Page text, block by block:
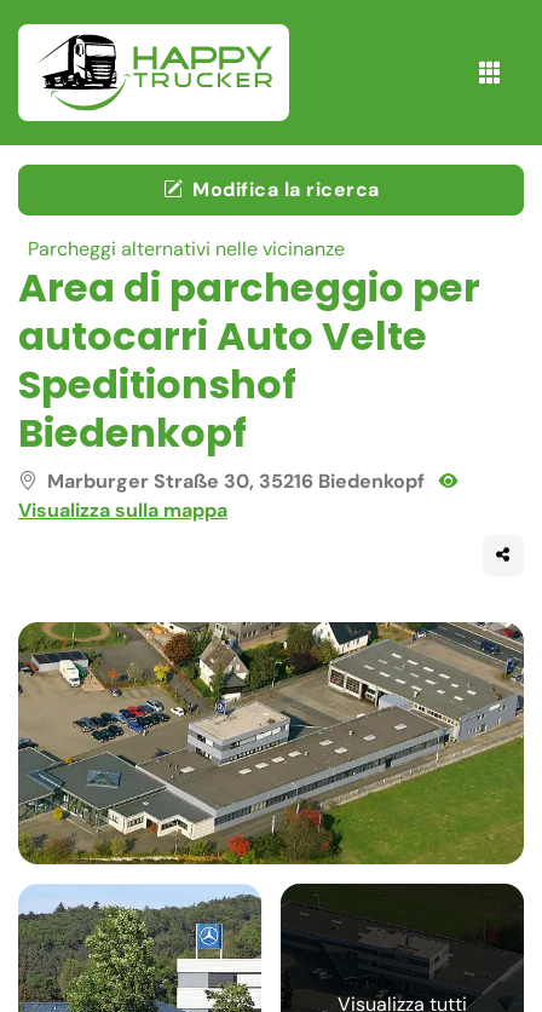
Modifica la ricerca
Parcheggi alternativi nelle vicinanze
Area di parcheggio per
autocarri Auto Velte
Speditionshof
Biedenkopf
Marburger Straße 30, 35216 Biedenkopf
Visualizza sulla mappa